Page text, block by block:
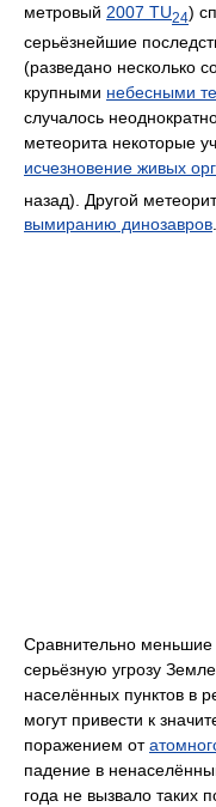
метровый 2007 TU24)
серьёзнейшие
(разведано несколько
крупными небесными
случалось
метеорита некоторые
исчезновение живых
назад). Другой
вымиранию динозавров.
Сравнительно меньшие
серьёзную угрозу
населённых пунктов в
могут привести к
поражением от
падение в
года не вызвало таких